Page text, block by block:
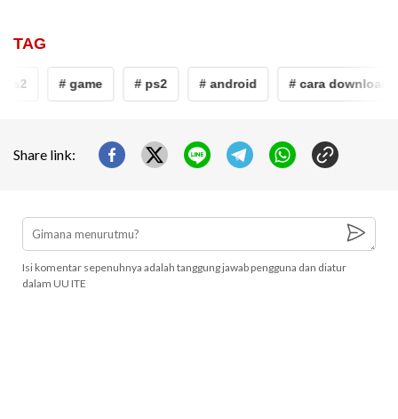
TAG
# game # ps2 # android # cara download
Share link:
Isi komentar sepenuhnya adalah tanggung jawab pengguna dan diatur
dalam UU ITE